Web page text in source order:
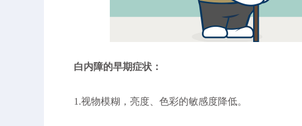
白内障的早期症状：
1.视物模糊，亮度、色彩的敏感度降低。